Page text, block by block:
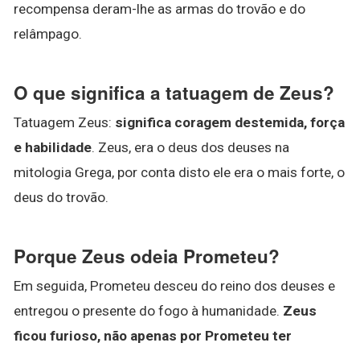
recompensa deram-lhe as armas do trovão e do
relâmpago.
O que significa a tatuagem de Zeus?
Tatuagem Zeus: significa coragem destemida, força
e habilidade. Zeus, era o deus dos deuses na
mitologia Grega, por conta disto ele era o mais forte, o
deus do trovão.
Porque Zeus odeia Prometeu?
Em seguida, Prometeu desceu do reino dos deuses e
entregou o presente do fogo à humanidade. Zeus
ficou furioso, não apenas por Prometeu ter